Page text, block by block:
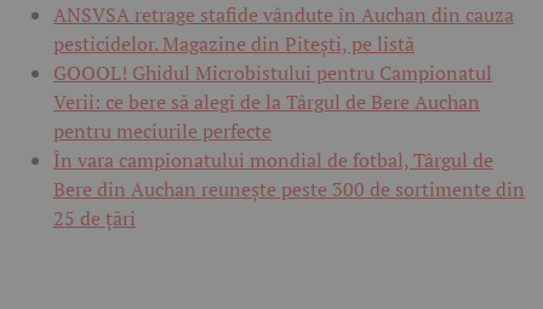
ANSVSA retrage stafide vândute în Auchan din cauza
pesticidelor. Magazine din Pitești, pe listă
GOOOL! Ghidul Microbistului pentru Campionatul
Verii: ce bere să alegi de la Târgul de Bere Auchan
pentru meciurile perfecte
În vara campionatului mondial de fotbal, Târgul de
Bere din Auchan reunește peste 300 de sortimente din
25 de țări